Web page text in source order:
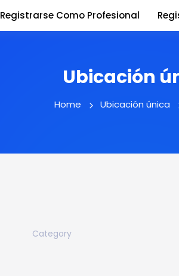
Registrarse Como Profesional
Ubicación
Home Ubicación única
Category